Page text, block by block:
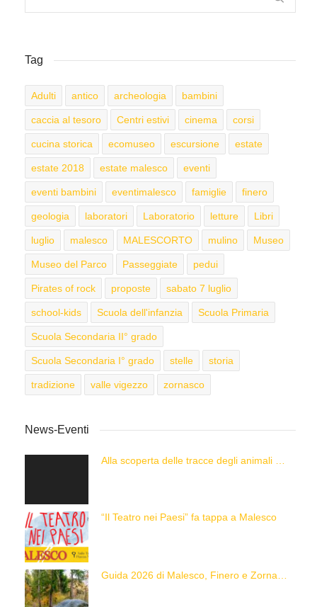
Tag
Adulti antico archeologia bambini
caccia al tesoro Centri estivi cinema corsi
cucina storica ecomuseo escursione estate
estate 2018 estate malesco eventi
eventi bambini eventimalesco famiglie finero
geologia laboratori Laboratorio letture Libri
luglio malesco MALESCORTO mulino Museo
Museo del Parco Passeggiate pedui
Pirates of rock proposte sabato 7 luglio
school-kids Scuola dell'infanzia Scuola Primaria
Scuola Secondaria II° grado
Scuola Secondaria I° grado stelle storia
tradizione valle vigezzo zornasco
News-Eventi
“Il Teatro nei Paesi” fa tappa a Malesco